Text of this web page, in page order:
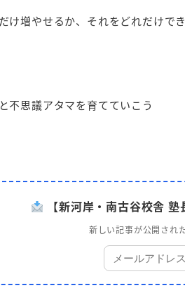
け増やせるか、それをどれだけで
不思議アタマを育てていこう
【新河岸・南古谷校舎
新しい記事が公開され